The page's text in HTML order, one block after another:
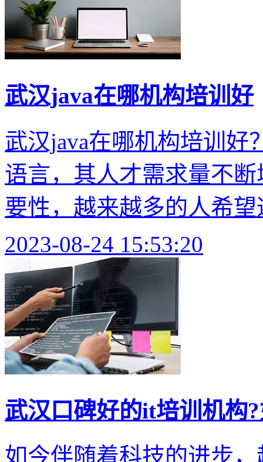
武汉java在哪机构培训好
武汉java在哪机构培训好
语言，其人才需求量不
要性，越来越多的人希望
2023-08-24 15:53:20
武汉口碑好的it培训机构
如今伴随着科技的进步